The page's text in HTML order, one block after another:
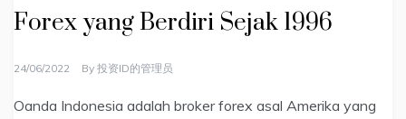
Forex yang Berdiri Sejak 1996
24/06/2022 By 投资ID的管理员
Oanda Indonesia adalah broker forex asal Amerika yang